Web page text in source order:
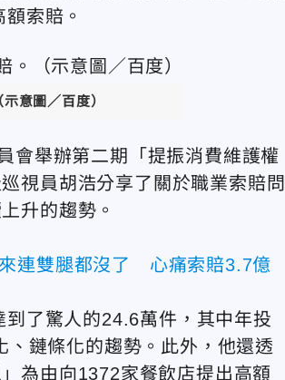
索賠。
意圖／百度）
會舉辦第二期「提振消費維護權
視員胡浩分享了關於職業索賠問
升的趨勢。
連雙腿都沒了 心痛索賠3.7億
了驚人的24.6萬件，其中年投
鏈條化的趨勢。此外，他還透
為由向1372家餐飲店提出高額